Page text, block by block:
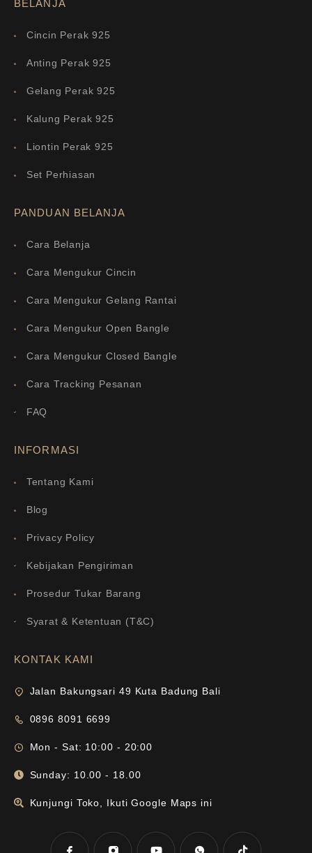
BELANJA
Cincin Perak 925
Anting Perak 925
Gelang Perak 925
Kalung Perak 925
Liontin Perak 925
Set Perhiasan
PANDUAN BELANJA
Cara Belanja
Cara Mengukur Cincin
Cara Mengukur Gelang Rantai
Cara Mengukur Open Bangle
Cara Mengukur Closed Bangle
Cara Tracking Pesanan
FAQ
INFORMASI
Tentang Kami
Blog
Privacy Policy
Kebijakan Pengiriman
Prosedur Tukar Barang
Syarat & Ketentuan (T&C)
KONTAK KAMI
Jalan Bakungsari 49 Kuta Badung Bali
0896 8091 6699
Mon - Sat: 10:00 - 20:00
Sunday: 10.00 - 18.00
Kunjungi Toko, Ikuti Google Maps ini